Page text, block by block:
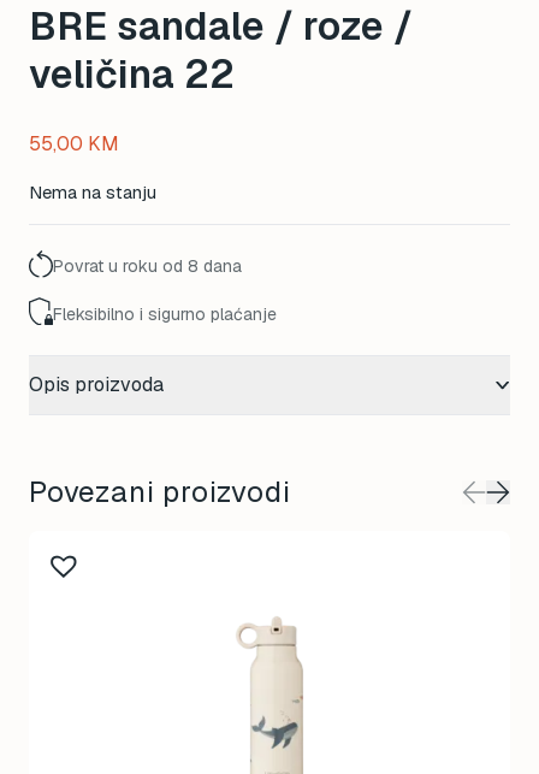
BRE sandale / roze /
veličina 22
55,00 KM
Nema na stanju
Povrat u roku od 8 dana
Fleksibilno i sigurno plaćanje
Opis proizvoda
Povezani proizvodi